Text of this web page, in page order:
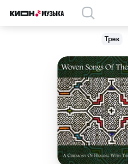
Трек